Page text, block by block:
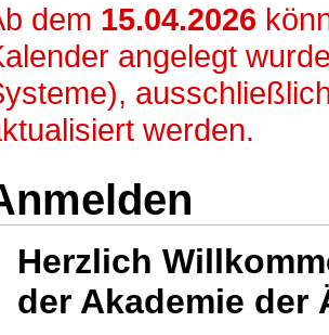
dem 15.04.2026
angelegt
werden.
Herzlich
der Akademie der